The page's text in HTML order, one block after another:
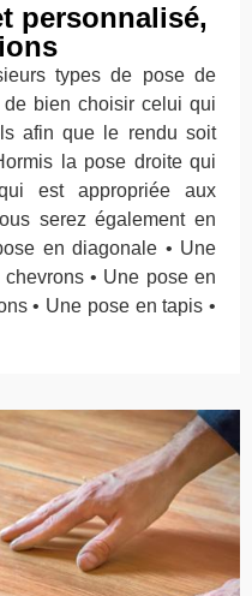
personnalisé,
types de pose de
bien choisir celui qui
afin que le rendu soit
la pose droite qui
est appropriée aux
serez également en
en diagonale • Une
• Une pose en
• Une pose en tapis •